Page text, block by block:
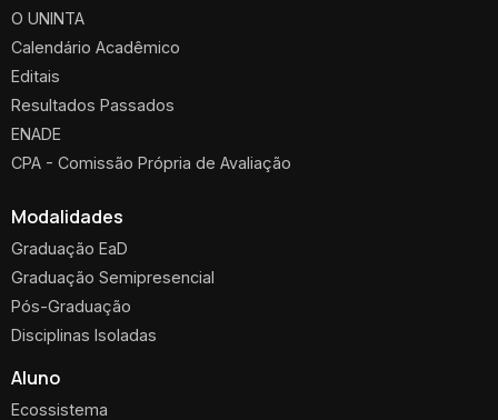
O UNINTA
Calendário Acadêmico
Editais
Resultados Passados
ENADE
CPA - Comissão Própria de Avaliação
Modalidades
Graduação EaD
Graduação Semipresencial
Pós-Graduação
Disciplinas Isoladas
Aluno
Ecossistema